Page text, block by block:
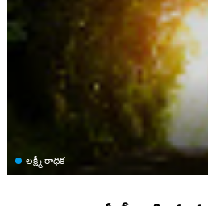
లక్ష్మీ రాధిక